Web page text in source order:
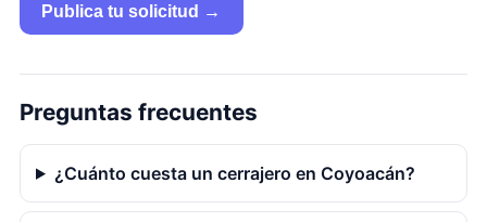
Publica tu solicitud →
Preguntas frecuentes
¿Cuánto cuesta un cerrajero en Coyoacán?